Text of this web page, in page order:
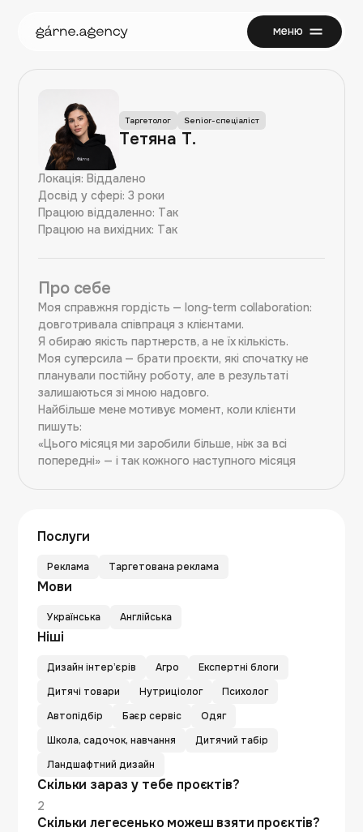
меню
закрити
Тетяна Т.
Таргетолог Senior-спеціаліст
Локація:Віддалено
Досвід у сфері:3 роки
Працюю віддаленно: Так
Працюю на вихідних: Так
Про себе
Моя справжня гордість — long-term collaboration:
довготривала співпраця з клієнтами.
Я обираю якість партнерств, а не їх кількість.
Моя суперсила — брати проєкти, які спочатку не
планували постійну роботу, але в результаті
залишаються зі мною надовго.
Найбільше мене мотивує момент, коли клієнти
пишуть:
«Цього місяця ми заробили більше, ніж за всі
попередні» — і так кожного наступного місяця
Послуги
Реклама Таргетована реклама
Мови
Українська Англійська
Ніші
Дизайн інтерʼєрів Агро
Експертні блоги
Дитячі товари
Нутриціолог
Психолог
Автопідбір
Баєр сервіс
Одяг
Школа, садочок, навчання
Дитячий табір
Ландшафтний дизайн
Скільки зараз у тебе проєктів?
2
Скільки легесенько можеш взяти проєктів?